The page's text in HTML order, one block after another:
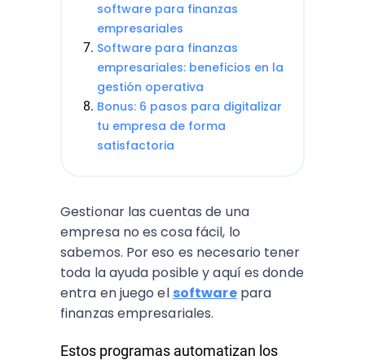
software para finanzas
empresariales
Software para finanzas
empresariales: beneficios en la
gestión operativa
Bonus: 6 pasos para digitalizar
tu empresa de forma
satisfactoria
Gestionar las cuentas de una
empresa no es cosa fácil, lo
sabemos. Por eso es necesario tener
toda la ayuda posible y aquí es donde
entra en juego el softwarepara
finanzas empresariales.
Estos programas automatizan los